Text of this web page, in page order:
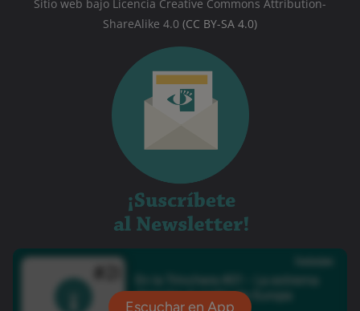
Sitio web bajo Licencia Creative Commons Attribution-
ShareAlike 4.0 (CC BY-SA 4.0)